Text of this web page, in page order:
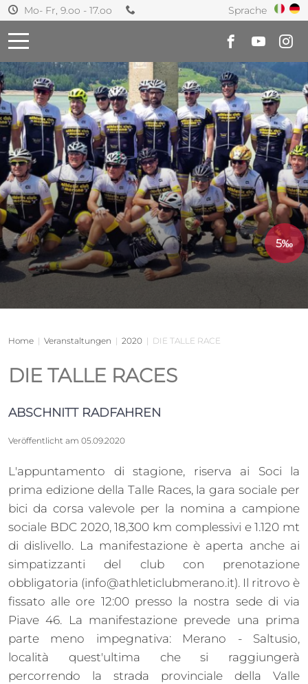
Mo- Fr, 9.oo - 17.oo Sprache
5‰
Home | Veranstaltungen | 2020 | DIE TALLE RACE
DIE TALLE RACES
ABSCHNITT RADFAHREN
Veröffentlicht am 05.09.2020
L'appuntamento di stagione, riserva ai Soci la
prima edizione della Talle Races, la gara sociale per
bici da corsa valevole per la nomina a campione
sociale BDC 2020, 18,300 km complessivi e 1.120 mt
di dislivello. La manifestazione è aperta anche ai
simpatizzanti del club con prenotazione
obbligatoria (info@athleticlubmerano.it). Il ritrovo è
fissato alle ore 12:00 presso la nostra sede di via
Piave 46. La manifestazione prevede una prima
parte meno impegnativa: Merano - Saltusio,
località quest'ultima che si raggiungerà
percorrendo la strada provinciale della Valle